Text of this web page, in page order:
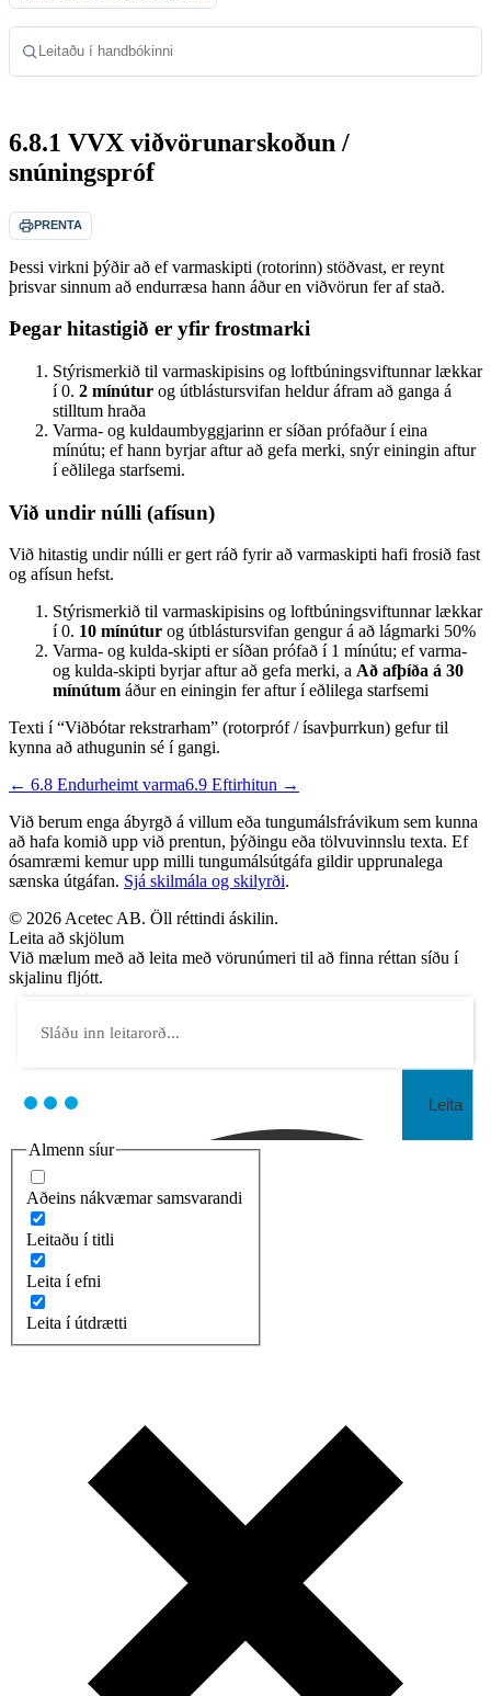
Leitaðu í handbókinni
6.8.1 VVX viðvörunarskoðun /
snúningspróf
PRENTA
Þessi virkni þýðir að ef varmaskipti (rotorinn) stöðvast, er reynt
þrisvar sinnum að endurræsa hann áður en viðvörun fer af stað.
Þegar hitastigið er yfir frostmarki
Stýrismerkið til varmaskipisins og loftbúningsviftunnar lækkar
í 0. 2 mínútur og útblástursvifan heldur áfram að ganga á
stilltum hraða
Varma- og kuldaumbyggjarinn er síðan prófaður í eina
mínútu; ef hann byrjar aftur að gefa merki, snýr einingin aftur
í eðlilega starfsemi.
Við undir núlli (afísun)
Við hitastig undir núlli er gert ráð fyrir að varmaskipti hafi frosið fast
og afísun hefst.
Stýrismerkið til varmaskipisins og loftbúningsviftunnar lækkar
í 0. 10 mínútur og útblástursvifan gengur á að lágmarki 50%
Varma- og kulda-skipti er síðan prófað í 1 mínútu; ef varma-
og kulda-skipti byrjar aftur að gefa merki, a Að afþíða á 30
mínútum áður en einingin fer aftur í eðlilega starfsemi
Texti í “Viðbótar rekstrarham” (rotorpróf / ísavþurrkun) gefur til
kynna að athugunin sé í gangi.
← 6.8 Endurheimt varma6.9 Eftirhitun →
Við berum enga ábyrgð á villum eða tungumálsfrávikum sem kunna
að hafa komið upp við prentun, þýðingu eða tölvuvinnslu texta. Ef
ósamræmi kemur upp milli tungumálsútgáfa gildir upprunalega
sænska útgáfan. Sjá skilmála og skilyrði.
© 2026 Acetec AB. Öll réttindi áskilin.
Leita að skjölum
Við mælum með að leita með vörunúmeri til að finna réttan síðu í
skjalinu fljótt.
Leita
Almenn síur
Aðeins nákvæmar samsvarandi
Leitaðu í titli
Leita í efni
Leita í útdrætti